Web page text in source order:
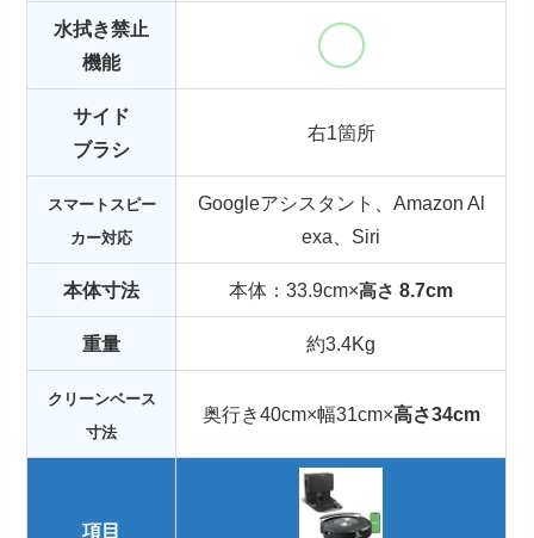
水拭き禁止
機能
サイド
ブラシ
右1箇所
スマートスピー
カー対応
Googleアシスタント、Amazon Al
exa、Siri
本体寸法 本体：33.9cm×高さ8.7cm
重量 約3.4Kg
クリーンベース
寸法
奥行き40cm×幅31cm×高さ34cm
項目